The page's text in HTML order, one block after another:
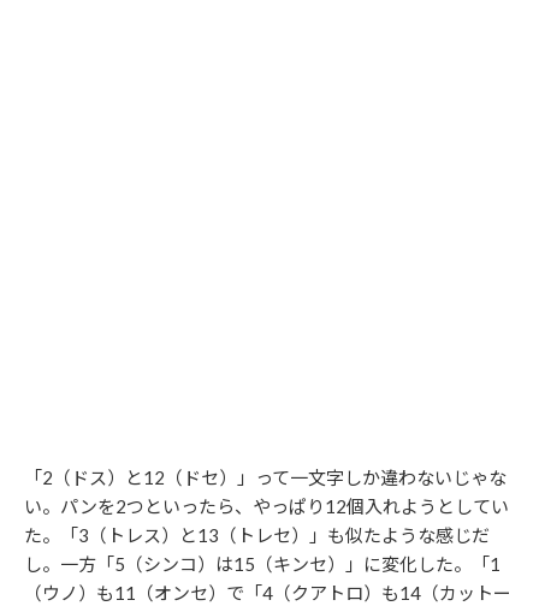
「2（ドス）と12（ドセ）」って一文字しか違わないじゃな
い。パンを2つといったら、やっぱり12個入れようとしてい
た。「3（トレス）と13（トレセ）」も似たような感じだ
し。一方「5（シンコ）は15（キンセ）」に変化した。「1
（ウノ）も11（オンセ）で「4（クアトロ）も14（カットー